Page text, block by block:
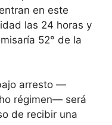
en este
las 24 horas y
52° de la
arresto —
régimen— será
de recibir una